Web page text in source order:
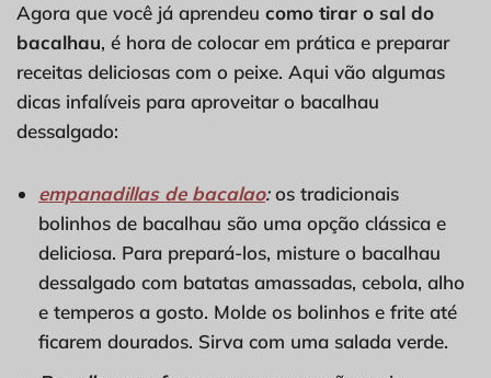
Agora que você já aprendeu como tirar o sal do
bacalhau, é hora de colocar em prática e preparar
receitas deliciosas com o peixe. Aqui vão algumas
dicas infalíveis para aproveitar o bacalhau
dessalgado:
empanadillas de bacalao:os tradicionais
bolinhos de bacalhau são uma opção clássica e
deliciosa. Para prepará-los, misture o bacalhau
dessalgado com batatas amassadas, cebola, alho
e temperos a gosto. Molde os bolinhos e frite até
ficarem dourados. Sirva com uma salada verde.